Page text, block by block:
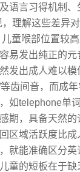
语言习得机制
理解这些差异
童喉部位置较
易发出纯正的
发出成人难以
齿间音，而成
如telephone单
期，具备天然
区域活跃度比
就能准确区分
童的短板在于